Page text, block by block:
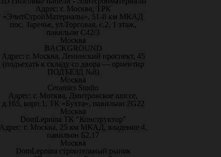
Адрес: г. Москва, ТРК
«ЭлитСтройМатериалы», 51-й км МКАД
пос. Заречье, ул.Торговая, с.2, 1 этаж,
павильон С42/3
Москва
BACKGROUND
Адрес: г. Москва, Ленинский проспект, 45
(подъехать к складу со двора — ориентир
ПОДЪЕЗД №8)
Москва
Ceramics Studio
Адрес: г. Москва, Дмитровское шоссе,
д.165, корп.1, ТК «Бухта», павильон 2G22
Москва
DomLepnina ТК "Конструктор"
г. Москва, 25 км МКАД, владение 4,
павильон Б2.17
Москва
DomLepnina строительный рынок